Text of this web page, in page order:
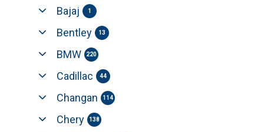
Bajaj 1
Bentley 13
BMW 220
Cadillac 44
Changan 114
Chery 138